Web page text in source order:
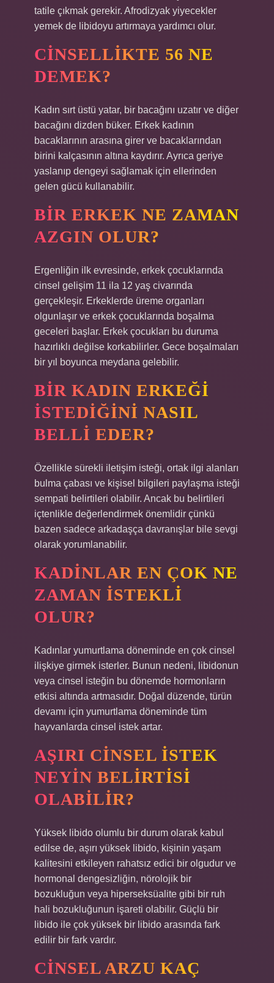
tatile çıkmak gerekir. Afrodizyak yiyecekler
yemek de libidoyu artırmaya yardımcı olur.
CINSELLIKTE 56 NE
DEMEK?
Kadın sırt üstü yatar, bir bacağını uzatır ve diğer
bacağını dizden büker. Erkek kadının
bacaklarının arasına girer ve bacaklarından
birini kalçasının altına kaydırır. Ayrıca geriye
yaslanıp dengeyi sağlamak için ellerinden
gelen gücü kullanabilir.
BIR ERKEK NE ZAMAN
AZGIN OLUR?
Ergenliğin ilk evresinde, erkek çocuklarında
cinsel gelişim 11 ila 12 yaş civarında
gerçekleşir. Erkeklerde üreme organları
olgunlaşır ve erkek çocuklarında boşalma
geceleri başlar. Erkek çocukları bu duruma
hazırlıklı değilse korkabilirler. Gece boşalmaları
bir yıl boyunca meydana gelebilir.
BIR KADIN ERKEĞI
ISTEDIĞINI NASIL
BELLI EDER?
Özellikle sürekli iletişim isteği, ortak ilgi alanları
bulma çabası ve kişisel bilgileri paylaşma isteği
sempati belirtileri olabilir. Ancak bu belirtileri
içtenlikle değerlendirmek önemlidir çünkü
bazen sadece arkadaşça davranışlar bile sevgi
olarak yorumlanabilir.
KADINLAR EN ÇOK NE
ZAMAN ISTEKLI
OLUR?
Kadınlar yumurtlama döneminde en çok cinsel
ilişkiye girmek isterler. Bunun nedeni, libidonun
veya cinsel isteğin bu dönemde hormonların
etkisi altında artmasıdır. Doğal düzende, türün
devamı için yumurtlama döneminde tüm
hayvanlarda cinsel istek artar.
AŞIRI CINSEL ISTEK
NEYIN BELIRTISI
OLABILIR?
Yüksek libido olumlu bir durum olarak kabul
edilse de, aşırı yüksek libido, kişinin yaşam
kalitesini etkileyen rahatsız edici bir olgudur ve
hormonal dengesizliğin, nörolojik bir
bozukluğun veya hiperseksüalite gibi bir ruh
hali bozukluğunun işareti olabilir. Güçlü bir
libido ile çok yüksek bir libido arasında fark
edilir bir fark vardır.
CINSEL ARZU KAÇ